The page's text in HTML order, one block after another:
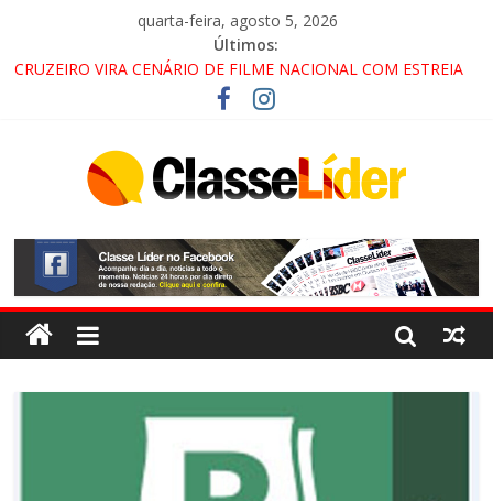
quarta-feira, agosto 5, 2026
Últimos:
CRUZEIRO VIRA CENÁRIO DE FILME NACIONAL COM ESTREIA
PROMOTOR DO GAECO
ACESSO À APARECIDA NA DUTRA SERÁ BLOQUEADO NO FIM
ALTERNATIVAS
LORENA, PINDAMONHANGABA E QUELUZ NA RETA FINAL
PELA FÁBRICA DA COCA-COLA!